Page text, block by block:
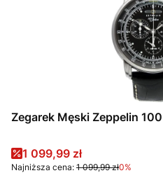
Zegarek Męski Zeppelin
Cena promocyjna
1 099,99 zł
Najniższa cena: 1 099,99 zł0%